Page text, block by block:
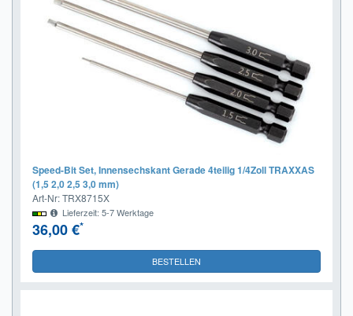
Speed-Bit Set, Innensechskant Gerade 4teilig 1/4Zoll TRAXXAS
(1,5 2,0 2,5 3,0 mm)
Art-Nr: TRX8715X
Lieferzeit: 5-7 Werktage
36,00 €*
BESTELLEN